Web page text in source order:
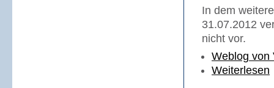
In dem
31.07.2012
nicht vor.
Weblog von
Weiterlesen